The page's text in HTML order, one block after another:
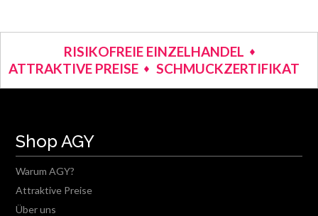
RISIKOFREIE EINZELHANDEL
ATTRAKTIVE PREISE
SCHMUCKZERTIFIKAT
Shop AGY
Warum AGY?
Attraktive Preise
Über uns